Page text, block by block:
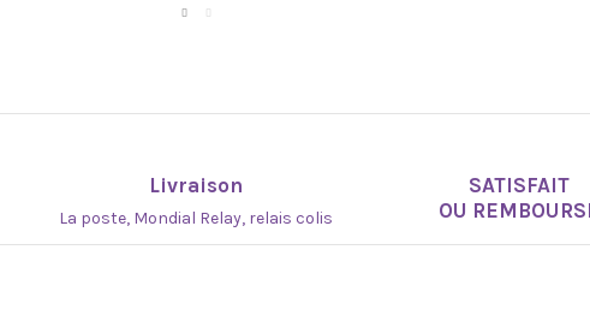
Livraison
La poste, Mondial Relay, relais colis
SATISFAIT
OU